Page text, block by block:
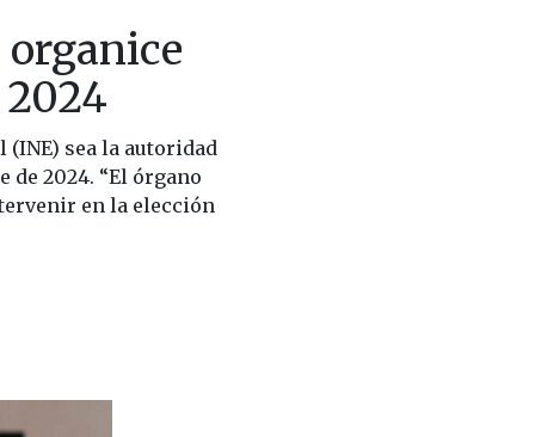
sea la autoridad
2024. “El órgano
en la elección